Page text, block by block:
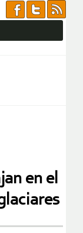
en el